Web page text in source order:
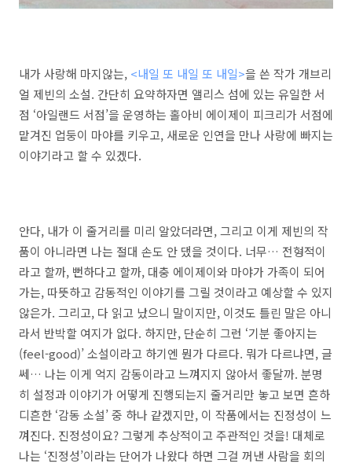
내가 사랑해 마지않는, <내일 또 내일 또 내일>을 쓴 작가 개브리
얼 제빈의 소설. 간단히 요약하자면 앨리스 섬에 있는 유일한 서
점 ‘아일랜드 서점’을 운영하는 홀아비 에이제이 피크리가 서점에
맡겨진 업둥이 마야를 키우고, 새로운 인연을 만나 사랑에 빠지는
이야기라고 할 수 있겠다.
안다, 내가 이 줄거리를 미리 알았더라면, 그리고 이게 제빈의 작
품이 아니라면 나는 절대 손도 안 댔을 것이다. 너무… 전형적이
라고 할까, 뻔하다고 할까, 대충 에이제이와 마야가 가족이 되어
가는, 따뜻하고 감동적인 이야기를 그릴 것이라고 예상할 수 있지
않은가. 그리고, 다 읽고 났으니 말이지만, 이것도 틀린 말은 아니
라서 반박할 여지가 없다. 하지만, 단순히 그런 ‘기분 좋아지는
(feel-good)’ 소설이라고 하기엔 뭔가 다르다. 뭐가 다르냐면, 글
쎄… 나는 이게 억지 감동이라고 느껴지지 않아서 좋달까. 분명
히 설정과 이야기가 어떻게 진행되는지 줄거리만 놓고 보면 흔하
디흔한 ‘감동 소설’ 중 하나 같겠지만, 이 작품에서는 진정성이 느
껴진다. 진정성이요? 그렇게 추상적이고 주관적인 것을! 대체로
나는 ‘진정성’이라는 단어가 나왔다 하면 그걸 꺼낸 사람을 회의